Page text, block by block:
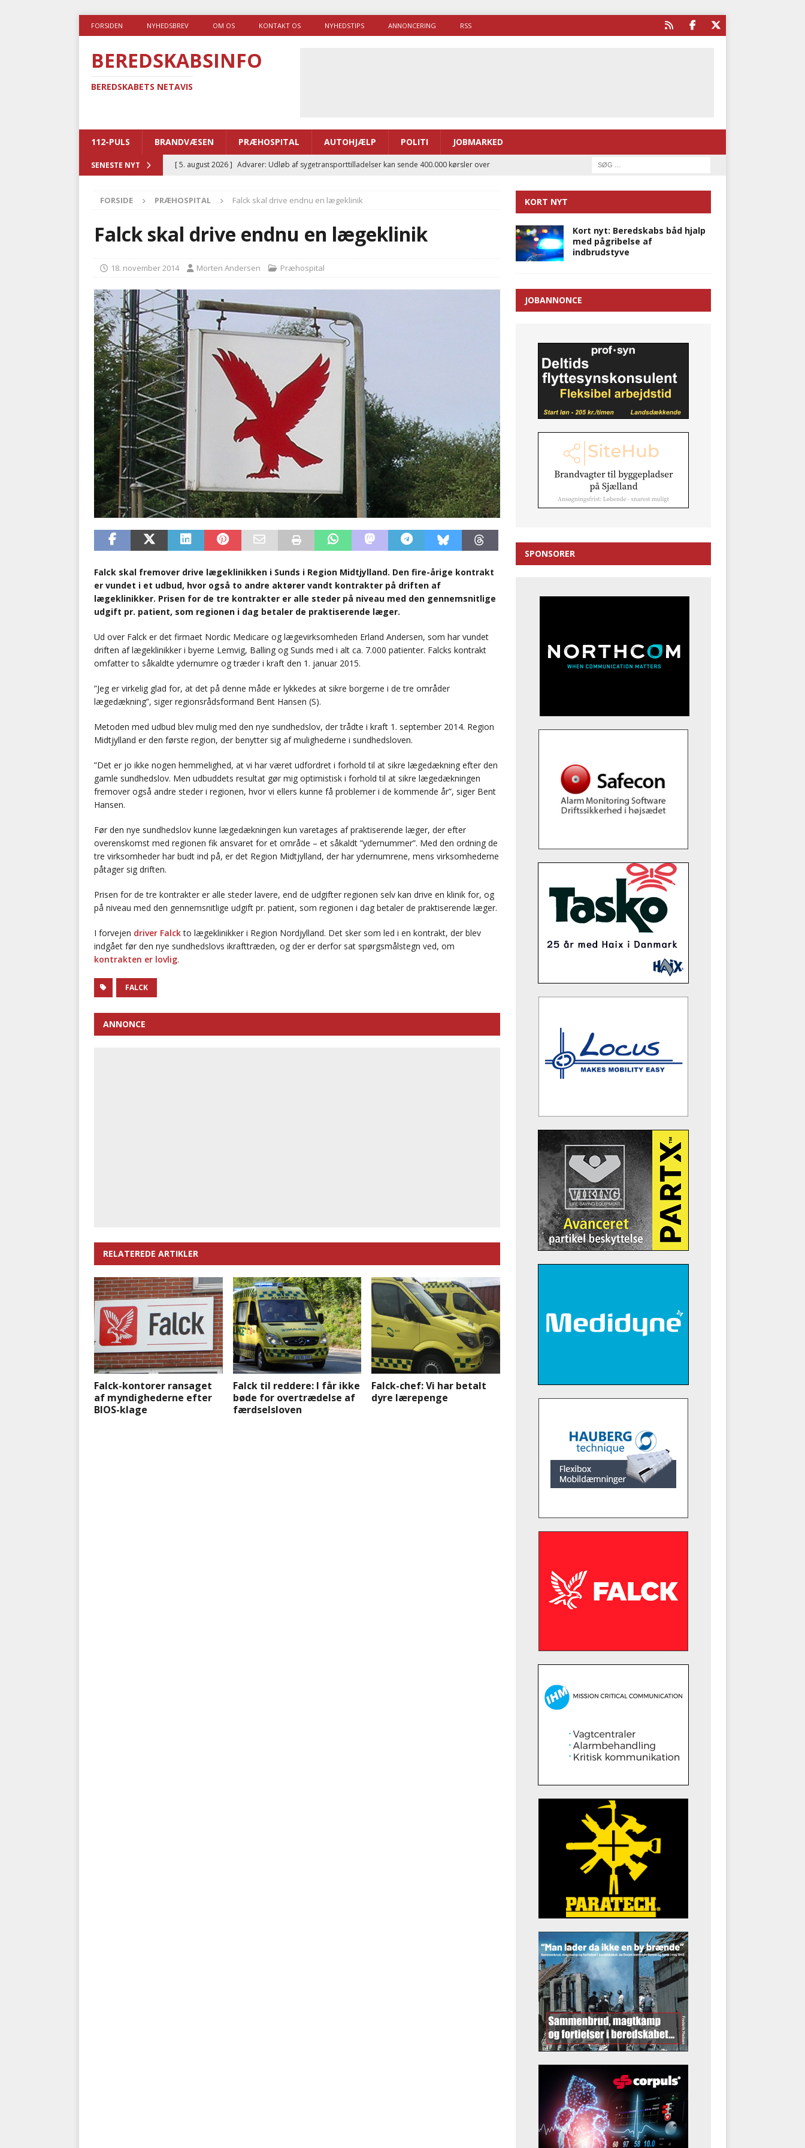
FORSIDEN NYHEDSBREV OM OS KONTAKT OS NYHEDSTIPS ANNONCERING RSS
BEREDSKABSINFO
BEREDSKABETS NETAVIS
112-PULS BRANDVÆSEN PRÆHOSPITAL AUTOHJÆLP POLITI JOBMARKED
SENESTE NYT [ 5. august 2026 ] Advarer: Udløb af sygetransporttilladelser kan sende 400.000 kørsler over
[ 5. august 2026 ] Ny ambulance og el-sygetransportvogn til Samsø
[ 4. august 2026 ]
Brandvæsenerne brugte lidt længere tid på at komme af sted i 2025
[ 4. august 2026 ] Ny treårig politiuddannelse skal ruste betjentene til mere kompleks
[ 6. august 2026 ] Brandvæsenernes gennemsnitlige responstid steg med 9 sekunder i 2025
BRANDVÆSEN
FORSIDE PRÆHOSPITAL Falck skal drive endnu en lægeklinik
Falck skal drive endnu en lægeklinik
18. november 2014 Morten Andersen Præhospital
Falck skal fremover drive lægeklinikken i Sunds i Region Midtjylland. Den fire-årige kontrakt
er vundet i et udbud, hvor også to andre aktører vandt kontrakter på driften af
lægeklinikker. Prisen for de tre kontrakter er alle steder på niveau med den gennemsnitlige
udgift pr. patient, som regionen i dag betaler de praktiserende læger.
Ud over Falck er det firmaet Nordic Medicare og lægevirksomheden Erland Andersen, som har vundet
driften af lægeklinikker i byerne Lemvig, Balling og Sunds med i alt ca. 7.000 patienter. Falcks kontrakt
omfatter to såkaldte ydernumre og træder i kraft den 1. januar 2015.
”Jeg er virkelig glad for, at det på denne måde er lykkedes at sikre borgerne i de tre områder
lægedækning”, siger regionsrådsformand Bent Hansen (S).
Metoden med udbud blev mulig med den nye sundhedslov, der trådte i kraft 1. september 2014. Region
Midtjylland er den første region, der benytter sig af mulighederne i sundhedsloven.
”Det er jo ikke nogen hemmelighed, at vi har været udfordret i forhold til at sikre lægedækning efter den
gamle sundhedslov. Men udbuddets resultat gør mig optimistisk i forhold til at sikre lægedækningen
fremover også andre steder i regionen, hvor vi ellers kunne få problemer i de kommende år”, siger Bent
Hansen.
Før den nye sundhedslov kunne lægedækningen kun varetages af praktiserende læger, der efter
overenskomst med regionen fik ansvaret for et område – et såkaldt ”ydernummer”. Med den ordning de
tre virksomheder har budt ind på, er det Region Midtjylland, der har ydernumrene, mens virksomhederne
påtager sig driften.
Prisen for de tre kontrakter er alle steder lavere, end de udgifter regionen selv kan drive en klinik for, og
på niveau med den gennemsnitlige udgift pr. patient, som regionen i dag betaler de praktiserende læger.
I forvejen driver Falckto lægeklinikker i Region Nordjylland. Det sker som led i en kontrakt, der blev
indgået før den nye sundhedslovs ikrafttræden, og der er derfor sat spørgsmålstegn ved, om
kontrakten er lovlig.
FALCK
ANNONCE
RELATEREDE ARTIKLER
Falck-kontorer ransaget
af myndighederne efter
BIOS-klage
Falck til reddere: I får ikke
bøde for overtrædelse af
færdselsloven
Falck-chef: Vi har betalt
dyre lærepenge
KORT NYT
Kort nyt: Beredskabs båd hjalp
med pågribelse af
indbrudstyve
JOBANNONCE
SPONSORER